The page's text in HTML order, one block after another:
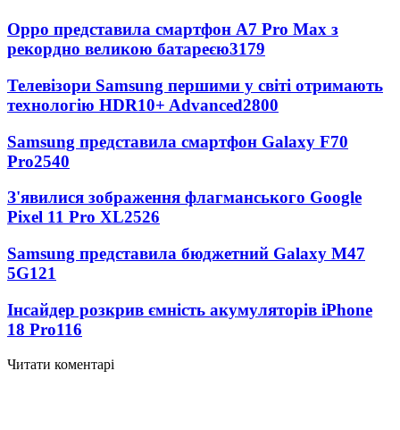
Oppo представила смартфон A7 Pro Max з
рекордно великою батареєю3179
Телевізори Samsung першими у світі отримають
технологію HDR10+ Advanced2800
Samsung представила смартфон Galaxy F70
Pro2540
З'явилися зображення флагманського Google
Pixel 11 Pro XL2526
Samsung представила бюджетний Galaxy M47
5G121
Інсайдер розкрив ємність акумуляторів iPhone
18 Pro116
Читати коментарі